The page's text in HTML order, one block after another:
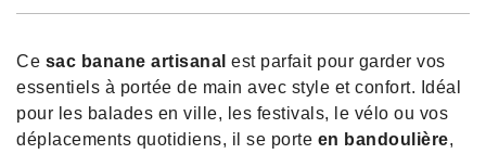
Ce sac banane artisanal est parfait pour garder vos
essentiels à portée de main avec style et confort. Idéal
pour les balades en ville, les festivals, le vélo ou vos
déplacements quotidiens, il se porte en bandoulière,